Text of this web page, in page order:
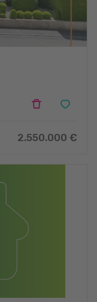
2.550.000 €